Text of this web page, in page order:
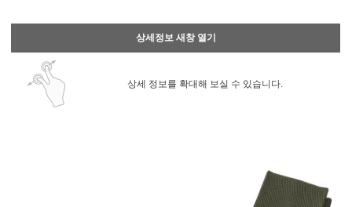
상세정보 새창 열기
상세 정보를 확대해 보실 수 있습니다.